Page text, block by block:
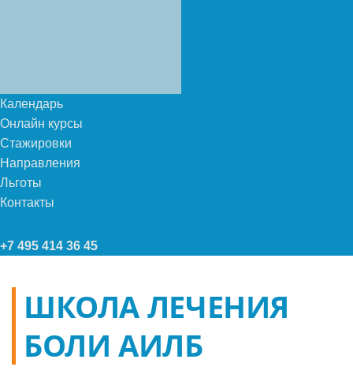
Календарь
Онлайн курсы
Стажировки
Направления
Льготы
Контакты
+7 495 414 36 45
ШКОЛА ЛЕЧЕНИЯ
БОЛИ АИЛБ